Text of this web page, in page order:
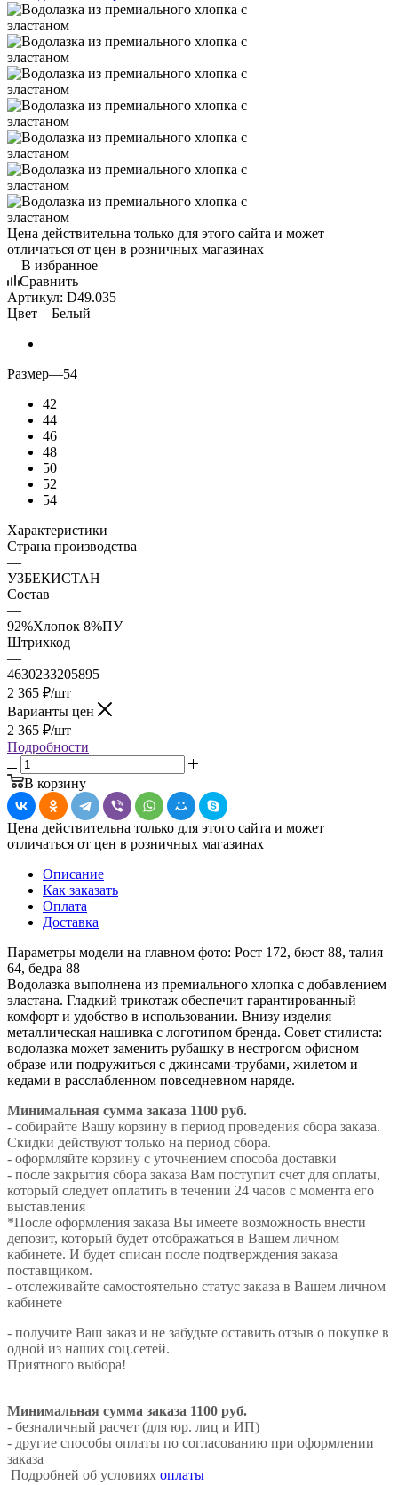
Цена действительна только для этого сайта и может
отличаться от цен в розничных магазинах
В избранное
Сравнить
Артикул: D49.035
Цвет—Белый
Размер—54
42
44
46
48
50
52
54
Характеристики
Страна производства
—
УЗБЕКИСТАН
Состав
—
92%Хлопок 8%ПУ
Штрихкод
—
4630233205895
2 365 ₽/шт
Варианты цен
2 365 ₽/шт
Подробности
В корзину
Цена действительна только для этого сайта и может
отличаться от цен в розничных магазинах
Описание
Как заказать
Оплата
Доставка
Параметры модели на главном фото: Рост 172, бюст 88, талия
64, бедра 88
Водолазка выполнена из премиального хлопка с добавлением
эластана. Гладкий трикотаж обеспечит гарантированный
комфорт и удобство в использовании. Внизу изделия
металлическая нашивка с логотипом бренда. Совет стилиста:
водолазка может заменить рубашку в нестрогом офисном
образе или подружиться с джинсами-трубами, жилетом и
кедами в расслабленном повседневном наряде.
Минимальная сумма заказа 1100 руб.
- собирайте Вашу корзину в период проведения сбора заказа.
Скидки действуют только на период сбора.
- оформляйте корзину с уточнением способа доставки
- после закрытия сбора заказа Вам поступит счет для оплаты,
который следует оплатить в течении 24 часов с момента его
выставления
*После оформления заказа Вы имеете возможность внести
депозит, который будет отображаться в Вашем личном
кабинете. И будет списан после подтверждения заказа
поставщиком.
- отслеживайте самостоятельно статус заказа в Вашем личном
кабинете
- получите Ваш заказ и не забудьте оставить отзыв о покупке в
одной из наших соц.сетей.
Приятного выбора!
Минимальная сумма заказа 1100 руб.
- безналичный расчет (для юр. лиц и ИП)
- другие способы оплаты по согласованию при оформлении
заказа
Подробней об условиях оплаты